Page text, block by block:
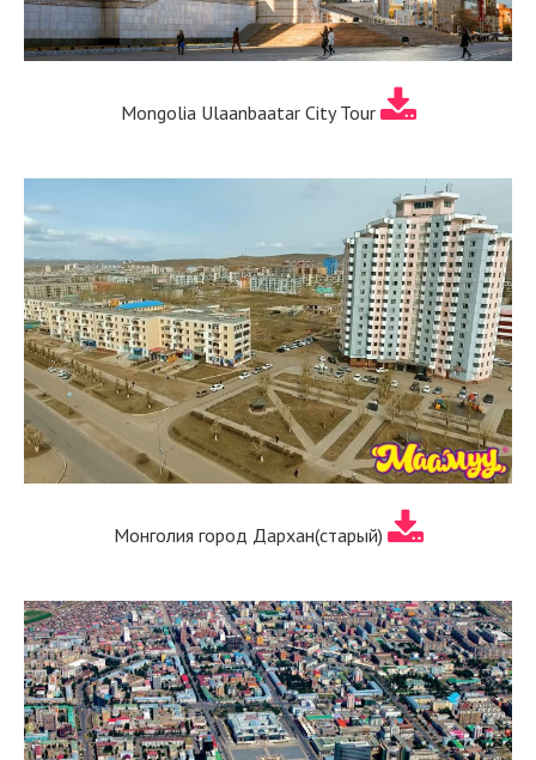
Mongolia Ulaanbaatar City Tour
Монголия город Дархан(старый)